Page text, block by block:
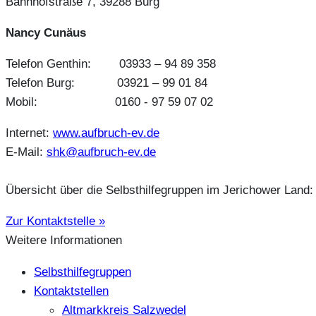
Nancy Cunäus
Telefon Genthin: 03933 – 94 89 358
Telefon Burg: 03921 – 99 01 84
Mobil: 0160 - 97 59 07 02
Internet: www.aufbruch-ev.de
E-Mail: shk@aufbruch-ev.de
Übersicht über die Selbsthilfegruppen im Jerichower Land:
Zur Kontaktstelle »
Weitere Informationen
Selbsthilfegruppen
Kontaktstellen
Altmarkkreis Salzwedel